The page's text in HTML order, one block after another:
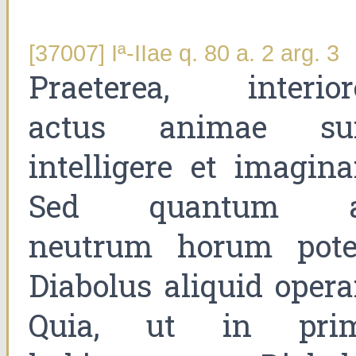
[37007] Iª-IIae q. 80 a. 2 arg. 3
Praeterea,
actus animae
intelligere et
Sed quantum
neutrum horum
Diabolus aliquid
Quia, ut in